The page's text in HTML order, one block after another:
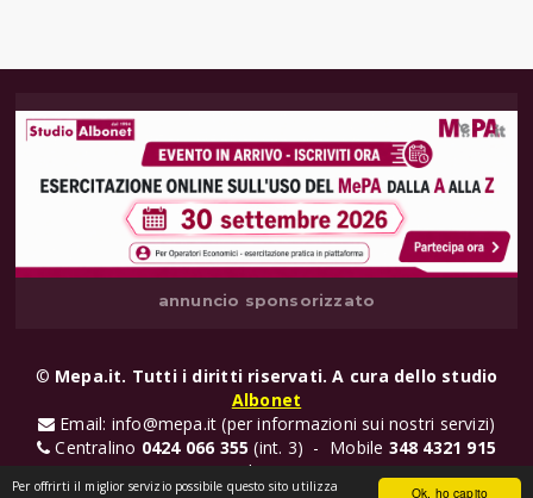
Ok, ho capito
Per offrirti il miglior servizio possibile questo sito utilizza
annuncio sponsorizzato
© Mepa.it. Tutti i diritti riservati. A cura dello studio
Albonet
Email: info@mepa.it (per informazioni sui nostri servizi)
Centralino 0424 066 355(int. 3) - Mobile 348 4321 915
(Valentina)